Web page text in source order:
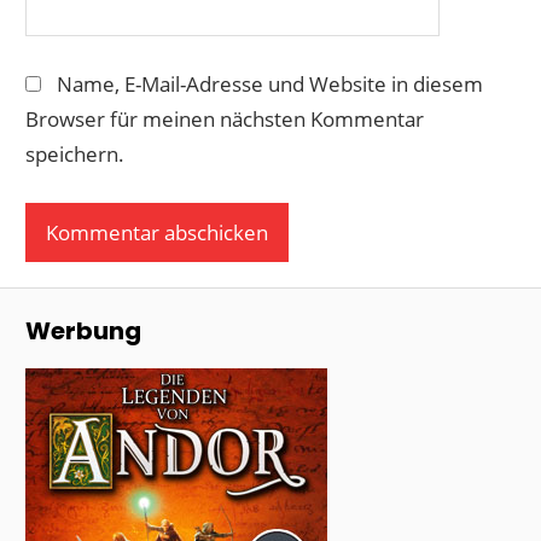
Name, E-Mail-Adresse und Website in diesem
Browser für meinen nächsten Kommentar
speichern.
Werbung